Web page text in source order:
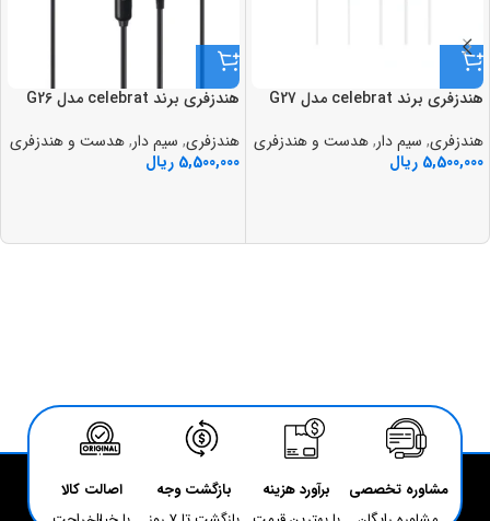
هندزفري برند celebrat مدل G27
هندزفری, سیم دار,هدست و هندزفری
5,500,000 ریال
هندزفري برند celebrat مدل G26
هندزفری, سیم دار,هدست و هندزفری
5,500,000 ریال
مشاوره تخصصی
برآورد هزینه
بازگشت وجه
اصالت کالا